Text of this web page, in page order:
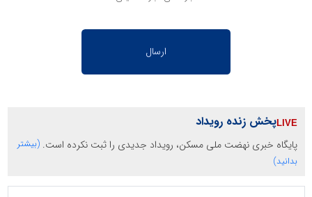
پخش زنده رویداد
پایگاه خبری نهضت ملی مسکن، رویداد جدیدی را ثبت نکرده است. (بیشتر
بدانید)